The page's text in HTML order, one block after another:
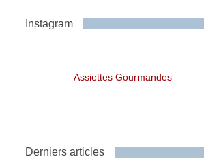
Instagram
Assiettes Gourmandes
Derniers articles